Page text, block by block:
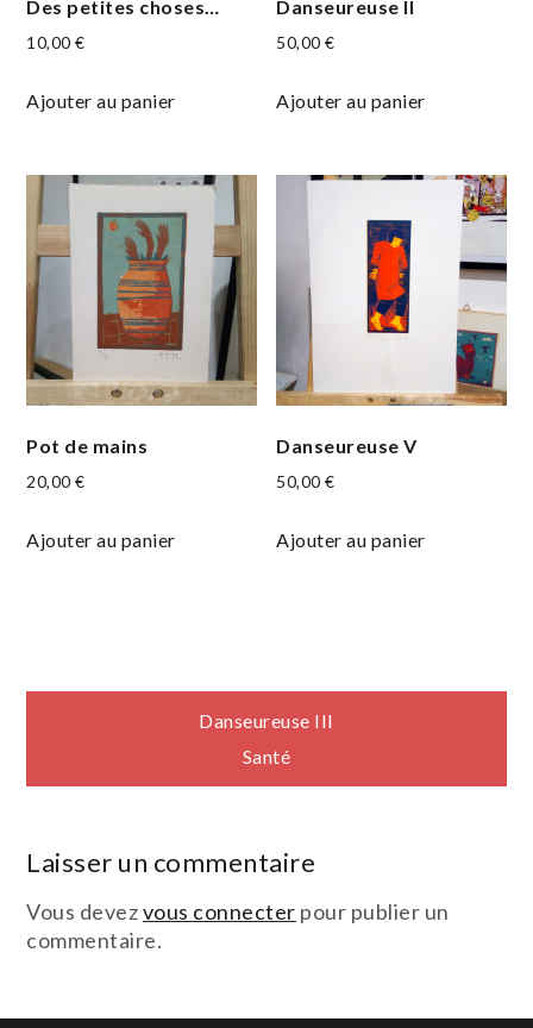
Des petites choses…
10,00€
Ajouter au panier
Danseureuse II
50,00€
Ajouter au panier
Pot de mains
20,00€
Ajouter au panier
Danseureuse V
50,00€
Ajouter au panier
Navigation
de
l’article
Danseureuse III
Santé
Laisser un commentaire
Vous devezvous connecter pour publier un
commentaire.